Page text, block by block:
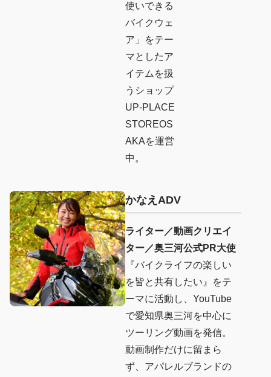
使いできる
バイクウェ
ア」をテー
マとしたア
イテムを扱
うショップ
UP-PLACE
STOREOS
AKAを運営
中。
かなえADV
ライター／動画クリエイ
ター／奥三河公式PR大使
『バイクライフの楽しい
を皆と共有したい』をテ
ーマに活動し、YouTube
で愛知県奥三河を中心に
ツーリング動画を発信。
動画制作だけに留まら
ず、アパレルブランドの